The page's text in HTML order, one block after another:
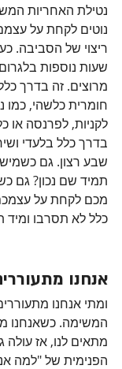
נטילת האחריות
נוטים לקחת על
ריצוי של הסביבה.
שעות נוספות
מרוצים. זה בדרך
חומרית כלשהי, כמו
לקניות, לפרנסה
בדרך כלל בלעדי
שבע רצון. גם
תמיד שם נכון? גם
מכם לקחת על
כלל לא תסרבו
אנחנו
ומתי אנחנו
המשימה. כשאנחנו
מתאים לנו, אז
הפנימית של "למה